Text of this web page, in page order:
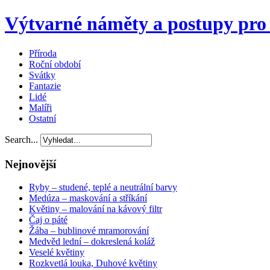
Výtvarné náměty a postupy
Příroda
Roční období
Svátky
Fantazie
Lidé
Malíři
Ostatní
Search...
Nejnovější
Ryby – studené, teplé a neutrální barvy
Medúza – maskování a stříkání
Květiny – malování na kávový filtr
Čaj o páté
Žába – bublinové mramorování
Medvěd lední – dokreslená koláž
Veselé květiny
Rozkvetlá louka, Duhové květiny